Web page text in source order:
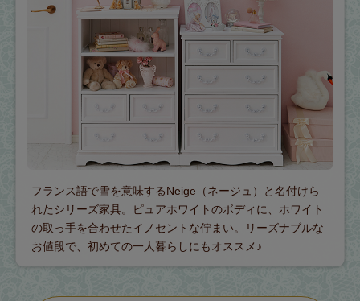
フランス語で雪を意味するNeige（ネージュ）と名付けら
れたシリーズ家具。ピュアホワイトのボディに、ホワイト
の取っ手を合わせたイノセントな佇まい。リーズナブルな
お値段で、初めての一人暮らしにもオススメ♪